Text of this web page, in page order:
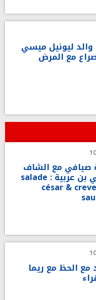
والد ليونيل ميسي
مع المرض
صيافي مع الشاف
لطفي بن عربية : salade
césar &
مع الحظ مع ريما